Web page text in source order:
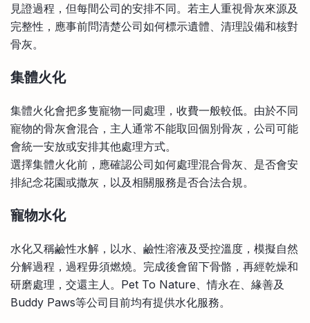
見證過程，但每間公司的安排不同。若主人重視骨灰來源及
完整性，應事前問清楚公司如何標示遺體、清理設備和核對
骨灰。
集體火化
集體火化會把多隻寵物一同處理，收費一般較低。由於不同
寵物的骨灰會混合，主人通常不能取回個別骨灰，公司可能
會統一安放或安排其他處理方式。
選擇集體火化前，應確認公司如何處理混合骨灰、是否會安
排紀念花園或撒灰，以及相關服務是否合法合規。
寵物水化
水化又稱鹼性水解，以水、鹼性溶液及受控溫度，模擬自然
分解過程，過程毋須燃燒。完成後會留下骨骼，再經乾燥和
研磨處理，交還主人。Pet To Nature、情永在、緣善及
Buddy Paws等公司目前均有提供水化服務。